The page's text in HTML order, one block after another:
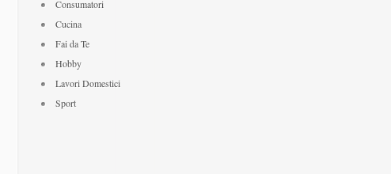
Consumatori
Cucina
Fai da Te
Hobby
Lavori Domestici
Sport